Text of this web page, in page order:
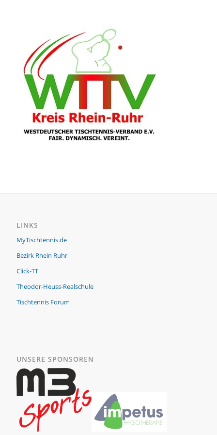
LINKS
MyTischtennis.de
Bezirk Rhein Ruhr
Click-TT
Theodor-Heuss-Realschule
Tischtennis Forum
UNSERE SPONSOREN